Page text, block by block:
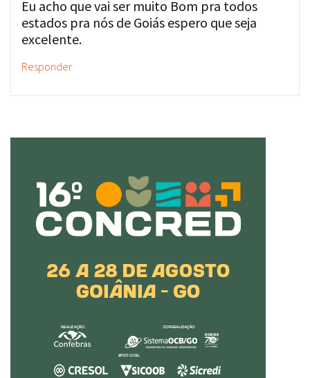
Eu acho que vai ser muito Bom pra todos
estados pra nós de Goiás espero que seja
excelente.
Responder